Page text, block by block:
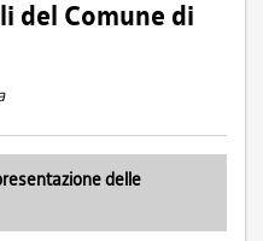
del Comune di
delle